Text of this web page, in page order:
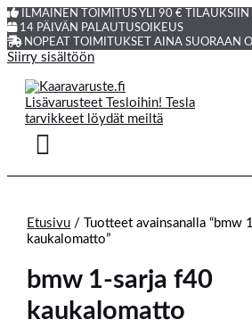
ILMAINEN TOIMITUS YLI 90 € TILAUKSIIN
14 PÄIVÄN PALAUTUSOIKEUS
NOPEAT TOIMITUKSET AINA SUORAAN
Siirry sisältöön
Etusivu / Tuotteet avainsanalla “bmw
kaukalomatto”
bmw 1-sarja f40
kaukalomatto